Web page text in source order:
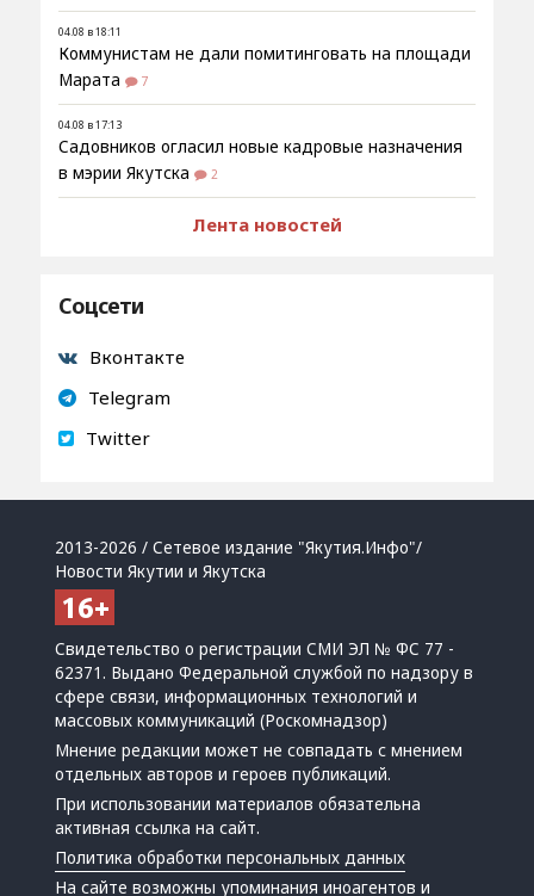
04.08 в 18:11
Коммунистам не дали помитинговать на площади
Марата
7
04.08 в 17:13
Садовников огласил новые кадровые назначения
в мэрии Якутска
2
Лента новостей
Соцсети
Вконтакте
Telegram
Twitter
2013-2026 / Сетевое издание "Якутия.Инфо"/
Новости Якутии и Якутска
Свидетельство о регистрации СМИ ЭЛ № ФС 77 -
62371. Выдано Федеральной службой по надзору в
сфере связи, информационных технологий и
массовых коммуникаций (Роскомнадзор)
Мнение редакции может не совпадать с мнением
отдельных авторов и героев публикаций.
При использовании материалов обязательна
активная ссылка на сайт.
Политика обработки персональных данных
На сайте возможны упоминанияиноагентов и